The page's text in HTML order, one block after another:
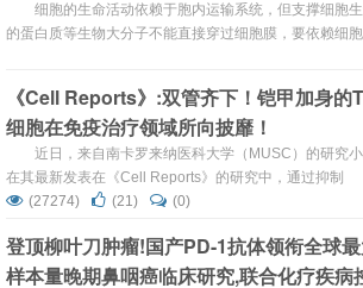
细胞的生命活动依赖于胞内运输系统，但支撑细胞
的蛋白质等生物大分子不能直接穿过细胞膜，要依赖细
统的精确调控发生“故障”，将导致神经系统疾病、糖尿病和
免疫系统紊乱等重大疾病。
《Cell Reports》:双管齐下！铠甲加身的T
细胞在免疫治疗领域所向披靡！
近日，来自南卡罗来纳医科大学（MUSC）的研究小
在其最新发表在《Cell Reports》的研究中，通过抑制
SphK1 / S1P途径的信号传导显著改善了T细胞免疫疗法的
大军中所向披靡！
(27274) (21) (0)
登顶柳叶刀肿瘤!国产PD-1抗体领衔全球
样本量晚期鼻咽癌临床研究,联合化疗疾病